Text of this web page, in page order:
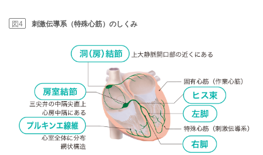
図4 刺激伝導系（特殊心筋）のしくみ